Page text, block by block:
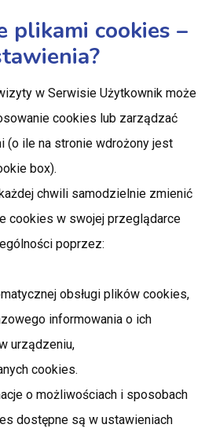
plikami cookies –
w Serwisie Użytkownik może
cookies lub zarządzać
(o ile na stronie wdrożony jest
box).
chwili samodzielnie zmienić
cookies w swojej przeglądarce
poprzez:
obsługi plików cookies,
informowania o ich
urządzeniu,
cookies.
o możliwościach i sposobach
dostępne są w ustawieniach